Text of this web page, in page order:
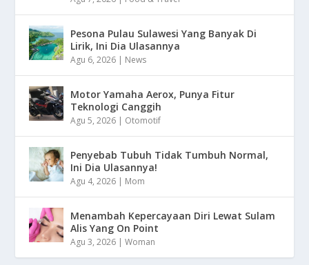
Pesona Pulau Sulawesi Yang Banyak Di
Lirik, Ini Dia Ulasannya
Agu 6, 2026 | News
Motor Yamaha Aerox, Punya Fitur
Teknologi Canggih
Agu 5, 2026 | Otomotif
Penyebab Tubuh Tidak Tumbuh Normal,
Ini Dia Ulasannya!
Agu 4, 2026 | Mom
Menambah Kepercayaan Diri Lewat Sulam
Alis Yang On Point
Agu 3, 2026 |Woman